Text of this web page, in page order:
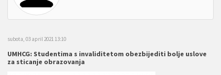
subota, 03 april 2021 13:10
UMHCG: Studentima s invaliditetom obezbijediti bolje uslove
za sticanje obrazovanja